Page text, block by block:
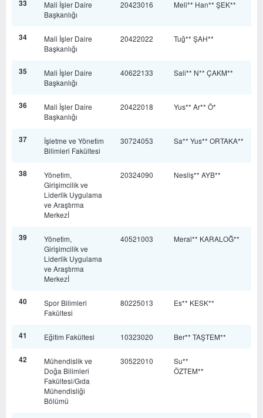
33
Mali İşler Daire
Başkanlığı
20423016 Meli** Han** ŞEK**
34
Mali İşler Daire
Başkanlığı
20422022 Tuğ** ŞAH**
35
Mali İşler Daire
Başkanlığı
40622133 Sali** N** ÇAKM**
36
Mali İşler Daire
Başkanlığı
20422018 Yus** Ar** Ö*
37
İşletme ve Yönetim
Bilimleri Fakültesi
30724053 Sa** Yus** ORTAKA**
38
Yönetim,
Girişimcilik ve
Liderlik Uygulama
ve Araştırma
Merkezİ
20324090 Nesliş** AYB**
39
Yönetim,
Girişimcilik ve
Liderlik Uygulama
ve Araştırma
Merkezİ
40521003 Meral** KARALOĞ**
40
Spor Bilimleri
Fakültesi
80225013 Es** KESK**
41 Eğitim Fakültesi 10323020 Ber** TAŞTEM**
42
Mühendislik ve
Doğa Bilimleri
Fakültesi/Gıda
Mühendisliği
Bölümü
30522010
Su**
ÖZTEM**